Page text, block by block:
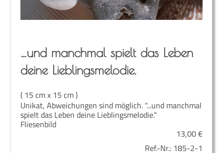
…und manch­mal spielt das Leben
dei­ne Lieblingsmelodie.
( 15 cm x 15 cm )
Unikat, Abweichungen sind möglich. "...und manchmal
spielt das Leben deine Lieblingsmelodie."
Fliesenbild
13,00€
Ref.-Nr.: 185-2-1